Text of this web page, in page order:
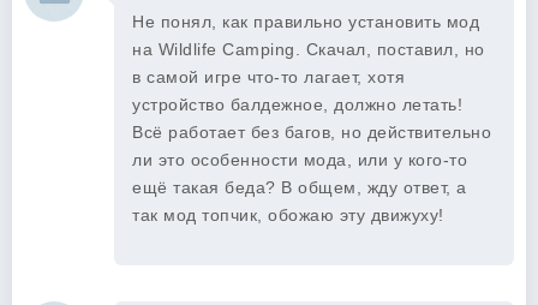
Не понял, как правильно установить мод
на Wildlife Camping. Скачал, поставил, но
в самой игре что-то лагает, хотя
устройство балдежное, должно летать!
Всё работает без багов, но действительно
ли это особенности мода, или у кого-то
ещё такая беда? В общем, жду ответ, а
так мод топчик, обожаю эту движуху!